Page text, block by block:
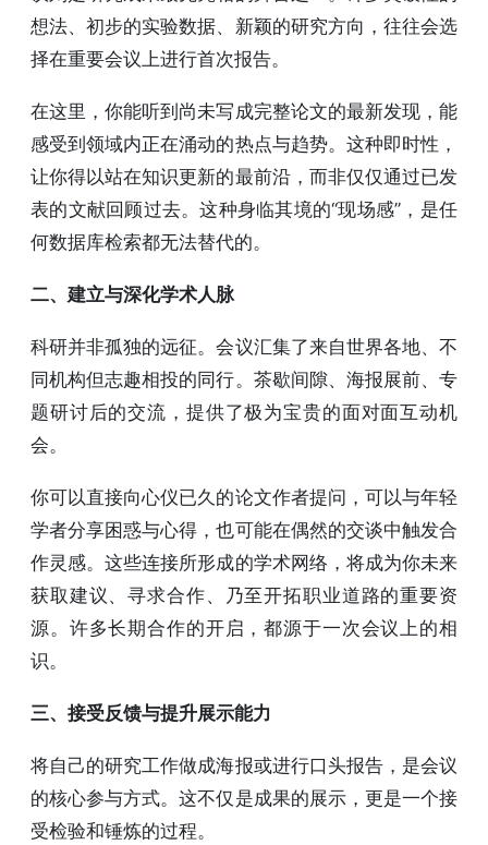
想法、初步的实验数据、新颖的研究方向，往往会选
择在重要会议上进行首次报告。
在这里，你能听到尚未写成完整论文的最新发现，能
感受到领域内正在涌动的热点与趋势。这种即时性，
让你得以站在知识更新的最前沿，而非仅仅通过已发
表的文献回顾过去。这种身临其境的“现场感”，是任
何数据库检索都无法替代的。
二、建立与深化学术人脉
科研并非孤独的远征。会议汇集了来自世界各地、不
同机构但志趣相投的同行。茶歇间隙、海报展前、专
题研讨后的交流，提供了极为宝贵的面对面互动机
会。
你可以直接向心仪已久的论文作者提问，可以与年轻
学者分享困惑与心得，也可能在偶然的交谈中触发合
作灵感。这些连接所形成的学术网络，将成为你未来
获取建议、寻求合作、乃至开拓职业道路的重要资
源。许多长期合作的开启，都源于一次会议上的相
识。
三、接受反馈与提升展示能力
将自己的研究工作做成海报或进行口头报告，是会议
的核心参与方式。这不仅是成果的展示，更是一个接
受检验和锤炼的过程。